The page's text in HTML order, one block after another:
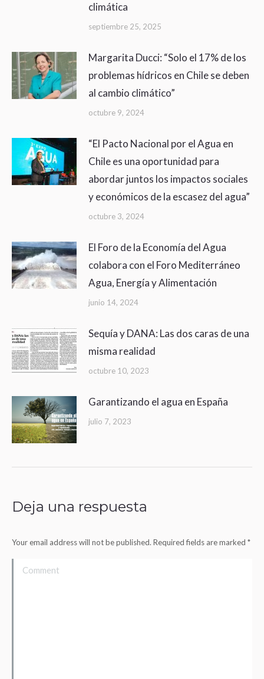
climática
septiembre 25, 2025
Margarita Ducci: “Solo el 17% de los
problemas hídricos en Chile se deben
al cambio climático”
octubre 9, 2024
“El Pacto Nacional por el Agua en
Chile es una oportunidad para
abordar juntos los impactos sociales
y económicos de la escasez del agua”
octubre 3, 2024
El Foro de la Economía del Agua
colabora con el Foro Mediterráneo
Agua, Energía y Alimentación
junio 14, 2024
Sequía y DANA: Las dos caras de una
misma realidad
octubre 10, 2023
Garantizando el agua en España
julio 7, 2023
Deja una respuesta
Your email address will not be published. Required fields are marked *
Comment